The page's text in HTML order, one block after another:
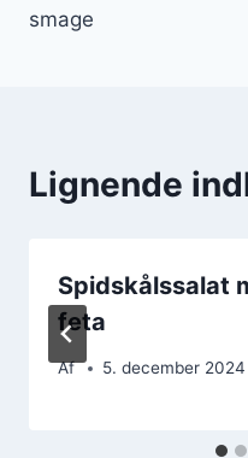
smage
Lignende
Spidskålssalat
feta
Af 5. december 2024